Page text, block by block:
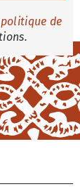
politique de